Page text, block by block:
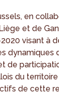
en
et de
visant à
dynamiques
de
du
de cette